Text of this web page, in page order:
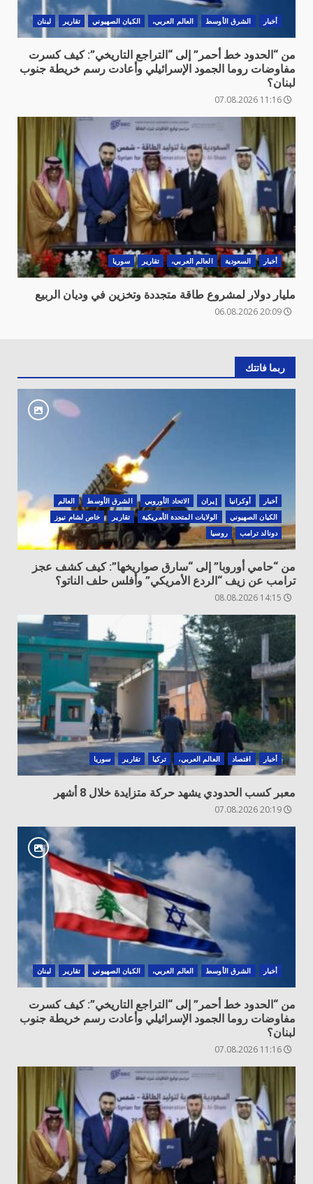
أخبار الشرق الأوسط العالم العربي، الكيان الصهيوني تقارير لبنان
من “الحدود خط أحمر” إلى “التراجع التاريخي”: كيف كسرت
مفاوضات روما الجمود الإسرائيلي وأعادت رسم خريطة جنوب
لبنان؟
أخبار السعودية العالم العربي، تقارير سوريا
مليار دولار لمشروع طاقة متجددة وتخزين في وديان الربيع
ربما فاتتك
أخبار أوكرانيا ‏إيران الاتحاد الأوروبي الشرق الأوسط
العالم
الكيان الصهيوني
الولايات المتحدة الأمريكية تقارير
خاص لشام نيوز
دونالد ترامب
روسيا
من “حامي أوروبا” إلى “سارق صواريخها”: كيف كشف عجز
ترامب عن زيف “الردع الأمريكي” وأفلس حلف الناتو؟
أخبار اقتصاد العالم العربي، تركيا تقارير سوريا
معبر كسب الحدودي يشهد حركة متزايدة خلال 8 أشهر
أخبار الشرق الأوسط العالم العربي، الكيان الصهيوني تقارير لبنان
من “الحدود خط أحمر” إلى “التراجع التاريخي”: كيف كسرت
مفاوضات روما الجمود الإسرائيلي وأعادت رسم خريطة جنوب
لبنان؟